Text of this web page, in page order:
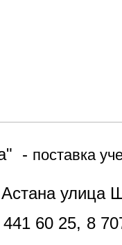
- поставка
60 25, 8